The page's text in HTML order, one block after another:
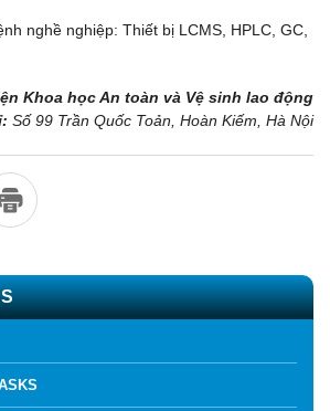
nghề nghiệp: Thiết bị LCMS, HPLC, GC,
Khoa học An toàn và Vệ sinh lao động
Số 99 Trần Quốc Toản, Hoàn Kiếm, Hà Nội